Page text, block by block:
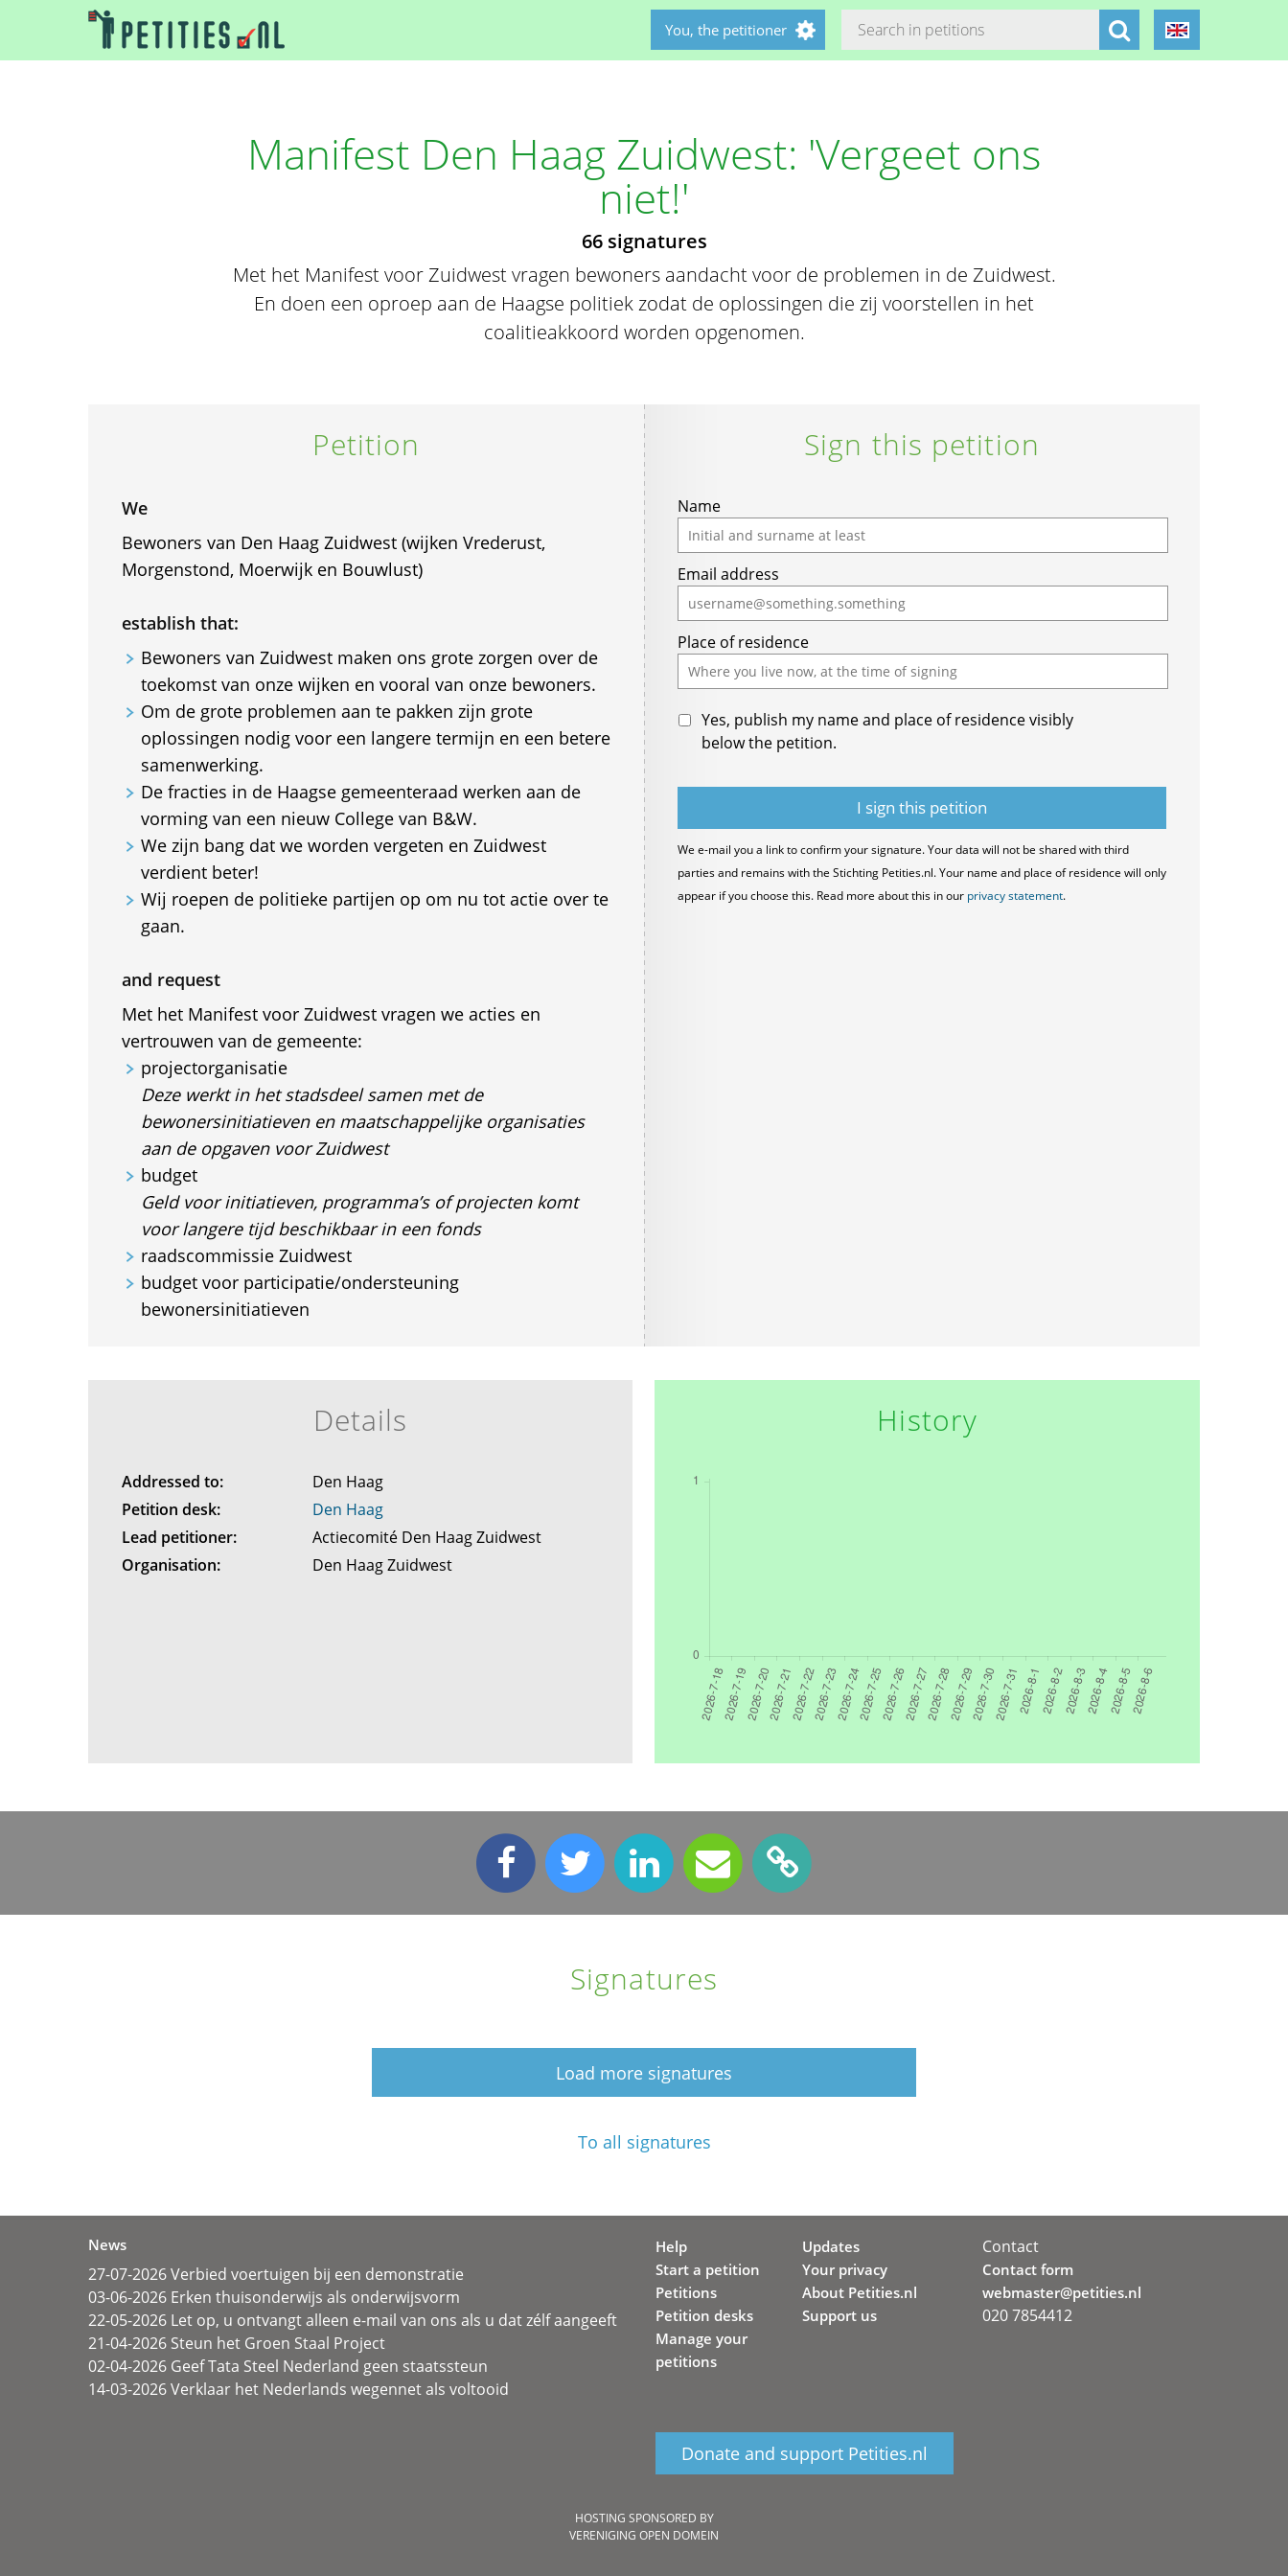
You, the petitioner
Manifest Den Haag Zuidwest: 'Vergeet ons
niet!'
66 signatures
Met het Manifest voor Zuidwest vragen bewoners aandacht voor de problemen in de Zuidwest.
En doen een oproep aan de Haagse politiek zodat de oplossingen die zij voorstellen in het
coalitieakkoord worden opgenomen.
Petition
We
Bewoners van Den Haag Zuidwest (wijken Vrederust,
Morgenstond, Moerwijk en Bouwlust)
establish that:
Bewoners van Zuidwest maken ons grote zorgen over de
toekomst van onze wijken en vooral van onze bewoners.
Om de grote problemen aan te pakken zijn grote
oplossingen nodig voor een langere termijn en een betere
samenwerking.
De fracties in de Haagse gemeenteraad werken aan de
vorming van een nieuw College van B&W.
We zijn bang dat we worden vergeten en Zuidwest
verdient beter!
Wij roepen de politieke partijen op om nu tot actie over te
gaan.
and request
Met het Manifest voor Zuidwest vragen we acties en
vertrouwen van de gemeente:
projectorganisatie
Deze werkt in het stadsdeel samen met de
bewonersinitiatieven en maatschappelijke organisaties
aan de opgaven voor Zuidwest
budget
Geld voor initiatieven, programma’s of projecten komt
voor langere tijd beschikbaar in een fonds
raadscommissie Zuidwest
budget voor participatie/ondersteuning
bewonersinitiatieven
Sign this petition
Name
Email address
Place of residence
Yes, publish my name and place of residence visibly
below the petition.
We e-mail you a link to confirm your signature. Your data will not be shared with third
parties and remains with the Stichting Petities.nl. Your name and place of residence will only
appear if you choose this. Read more about this in our privacy statement.
Details
Addressed to:
Den Haag
Petition desk:
Den Haag
Lead petitioner:
Actiecomité Den Haag Zuidwest
Organisation:
Den Haag Zuidwest
History
Signatures
Load more signatures
To all signatures
News
27-07-2026 Verbied voertuigen bij een demonstratie
03-06-2026 Erken thuisonderwijs als onderwijsvorm
22-05-2026 Let op, u ontvangt alleen e-mail van ons als u dat zélf aangeeft
21-04-2026 Steun het Groen Staal Project
02-04-2026 Geef Tata Steel Nederland geen staatssteun
14-03-2026 Verklaar het Nederlands wegennet als voltooid
Help
Start a petition
Petitions
Petition desks
Manage your
petitions
Updates
Your privacy
About Petities.nl
Support us
Donate and support Petities.nl
Contact
Contact form
webmaster@petities.nl
020 7854412
HOSTING SPONSORED BY
VERENIGING OPEN DOMEIN